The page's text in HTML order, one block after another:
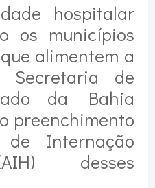
hospitalar
os municípios
alimentem a
de
da Bahia
preenchimento
de Internação
desses